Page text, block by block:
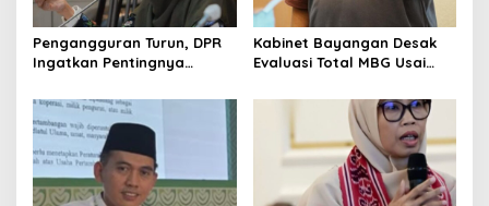
n
Pengangguran Turun, DPR
Ingatkan Pentingnya
yang Layak
Kabinet Bayangan Desak
Evaluasi Total MBG Usai
Massal